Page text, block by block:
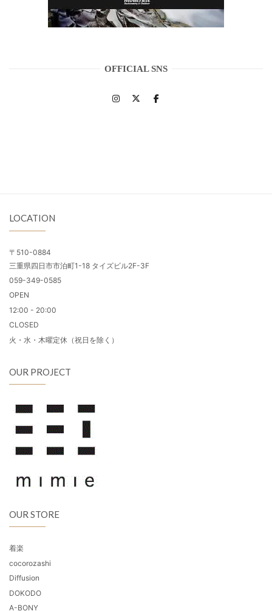
OFFICIAL SNS
LOCATION
〒510-0884
三重県四日市市泊町1-18 タイズビル2F-3F
059-349-0585
OPEN
12:00 - 20:00
CLOSED
火・水・木曜定休（祝日を除く）
OUR PROJECT
OUR STORE
着楽
cocorozashi
Diffusion
DOKODO
A-BONY